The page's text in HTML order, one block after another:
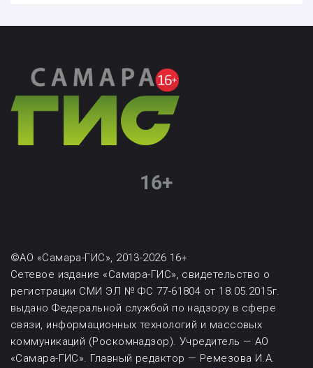
©АО «Самара-ГИС», 2013-2026 16+
Сетевое издание «Самара-ГИС», свидетельство о
регистрации СМИ ЭЛ № ФС 77-61804 от 18.05.2015г.
выдано Федеральной службой по надзору в сфере
связи, информационных технологий и массовых
коммуникаций (Роскомнадзор). Учредитель — АО
«Самара-ГИС». Главный редактор — Ремезова И.А.